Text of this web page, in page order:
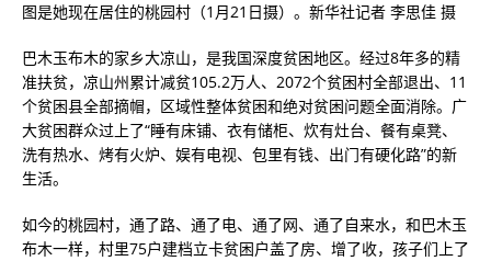
图是她现在居住的桃园村（1月21日摄）。新华社记者 李思佳 摄
巴木玉布木的家乡大凉山，是我国深度贫困地区。经过8年多的精
准扶贫，凉山州累计减贫105.2万人、2072个贫困村全部退出、11
个贫困县全部摘帽，区域性整体贫困和绝对贫困问题全面消除。广
大贫困群众过上了“睡有床铺、衣有储柜、炊有灶台、餐有桌凳、
洗有热水、烤有火炉、娱有电视、包里有钱、出门有硬化路”的新
生活。
如今的桃园村，通了路、通了电、通了网、通了自来水，和巴木玉
布木一样，村里75户建档立卡贫困户盖了房、增了收，孩子们上了